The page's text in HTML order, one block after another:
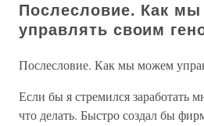
Послесловие. Как
управлять своим
Послесловие. Как мы можем
Если бы я стремился заработать
что делать. Быстро создал бы